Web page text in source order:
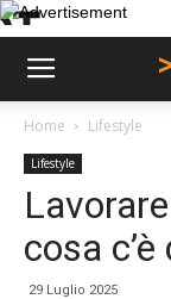
Home Lifestyle
Lifestyle
cosa
29 Luglio 2025